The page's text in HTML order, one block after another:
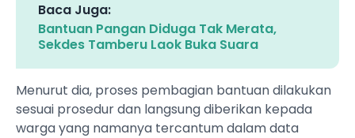
Baca Juga:
Bantuan Pangan Diduga Tak Merata,
Sekdes Tamberu Laok Buka Suara
Menurut dia, proses pembagian bantuan dilakukan
sesuai prosedur dan langsung diberikan kepada
warga yang namanya tercantum dalam data